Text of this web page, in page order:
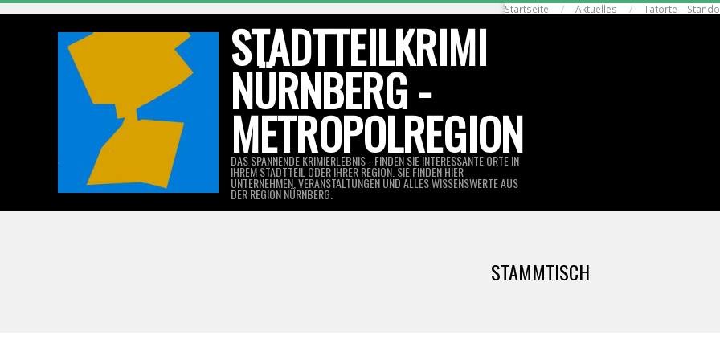
Startseite Aktuelles Tatorte –
STADTTEILKRIMI
NÜRNBERG -
METROPOLREGION
DAS SPANNENDE KRIMIERLEBNIS - FINDEN SIE INTERESSANTE ORTE IN
IHREM STADTTEIL ODER IHRER REGION. SIE FINDEN HIER
UNTERNEHMEN, VERANSTALTUNGEN UND ALLES WISSENSWERTE AUS
DER REGION NÜRNBERG.
STAMMTISCH